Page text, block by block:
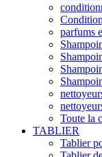
parfums
Toute la
TABLIER
Tablier